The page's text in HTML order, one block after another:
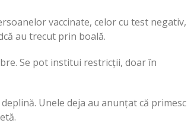
vaccinate, celor cu test negativ,
au trecut prin boală.
Se pot institui restricții, doar în
Unele deja au anunțat că primesc